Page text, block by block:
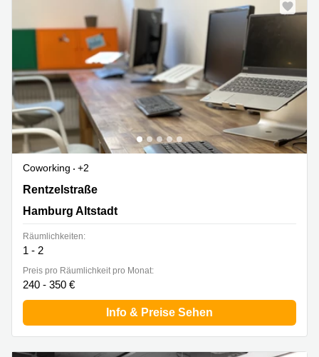
Coworking
+2
Rentzelstraße 16, Hamburg Altstadt
Rentzelstraße
Hamburg Altstadt
Räumlichkeiten:
1 - 2
Preis pro Räumlichkeit pro Monat:
240 - 350 €
Info & Preise Sehen